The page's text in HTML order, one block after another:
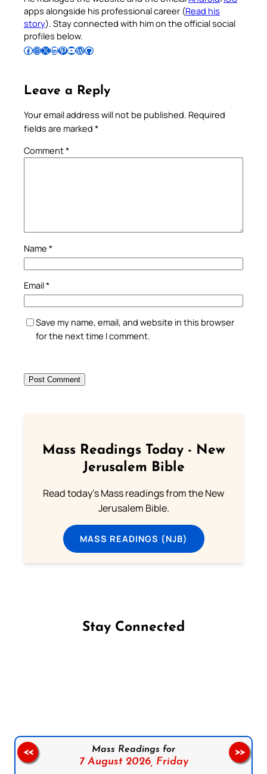
apps alongside his professional career (Read his
story). Stay connected with him on the official social
profiles below.
Follow Pradeep on Facebook Follow Pradeep on InstagramFollow Pradeep on X Follow Pradeep on LinkedIn Follow Pradeep on Pinterest Subscribe to Pradeep’s Youtube Channel Follow Pradeep on WordPress Follow Pradeep on GitHub
Leave a Reply
Your email address will not be published. Required
fields are marked *
Comment*
Name *
Email*
Save my name, email, and website in this browser
for the next time I comment.
Mass Readings Today - New
Jerusalem Bible
Read today's Mass readings from the New
Jerusalem Bible.
MASS READINGS (NJB)
Stay Connected
Mass Readings for
7 August 2026, Friday
<< >>